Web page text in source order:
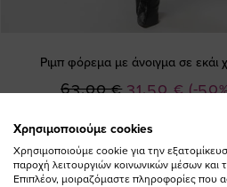
Ριμπ φόρεμα με άνοιγμα σε εκάι
(-
Ειδική
31,50 €
63,00 €
Χρησιμοποιούμε cookies
Χρησιμοποιούμε cookie για την
παροχή λειτουργιών κοινωνικών μέσων
Επιπλέον, μοιραζόμαστε πληροφορίες που